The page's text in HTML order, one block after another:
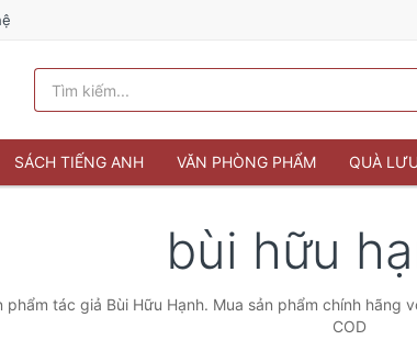
SÁCH TIẾNG ANH VĂN PHÒNG PHẨM QUÀ
bùi hữu
phẩm tác giả Bùi Hữu Hạnh. Mua sản phẩm chính hãng
COD